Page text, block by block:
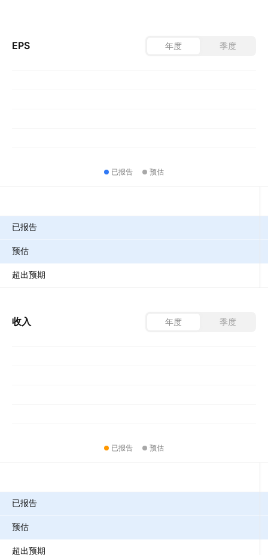
EPS 年度 季度
已报告 预估
已报告
预估
超出预期
收入 年度 季度
已报告 预估
已报告
预估
超出预期